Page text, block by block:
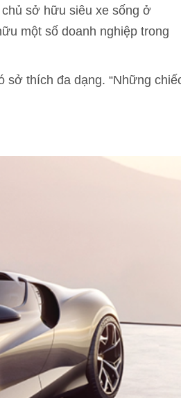
sở hữu siêu xe sống ở
một số doanh nghiệp trong
sở thích đa dạng. “Những